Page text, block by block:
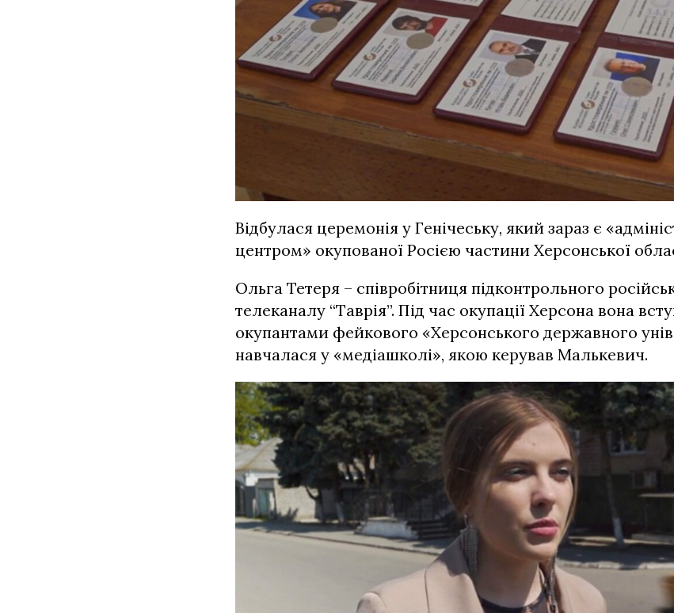
Відбулася церемонія у Генічеську, який зараз є
центром» окупованої Росією частини Херсонської
Ольга Тетеря – співробітниця підконтрольного
телеканалу “Таврія”. Під час окупації Херсона вона
окупантами фейкового «Херсонського державного
навчалася у «медіашколі», якою керував Малькевич.